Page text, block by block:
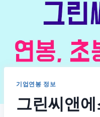
기업연봉 정보
그린씨앤